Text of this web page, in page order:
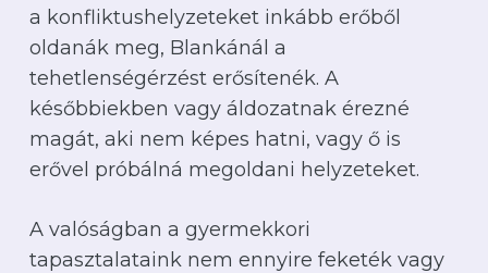
a konfliktushelyzeteket inkább erőből
oldanák meg, Blankánál a
tehetlenségérzést erősítenék. A
későbbiekben vagy áldozatnak érezné
magát, aki nem képes hatni, vagy ő is
erővel próbálná megoldani helyzeteket.
A valóságban a gyermekkori
tapasztalataink nem ennyire feketék vagy